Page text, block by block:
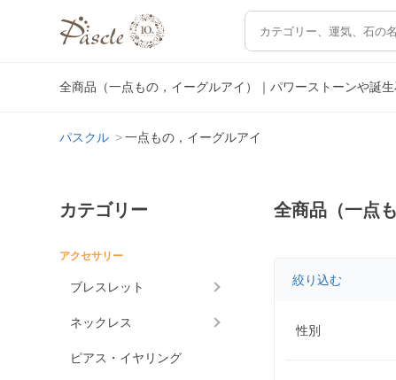
全商品（一点もの，イーグルアイ）｜パワーストーンや誕
パスクル 一点もの，イーグルアイ
カテゴリー
アクセサリー
ブレスレット
ネックレス
ピアス・イヤリング
全商品（一点
絞り込む
性別